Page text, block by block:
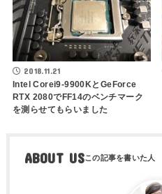
2018.11.21
Intel Corei9-9900KとGeForce
RTX 2080でFF14のベンチマーク
を測らせてもらいました
ABOUT US